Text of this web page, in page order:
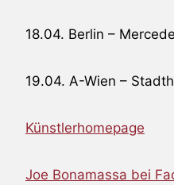
18.04. Berlin –
19.04. A-Wien –
Künstlerhomepage
Joe Bonamassa bei